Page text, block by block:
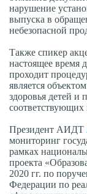
нарушение
выпуска в
небезопасной
Также спикер
настоящее время
проходит
является
здоровья детей и
соответствующих
Президент АИДТ
мониторинг
рамках
проекта
2020 гг. по
Федерации по